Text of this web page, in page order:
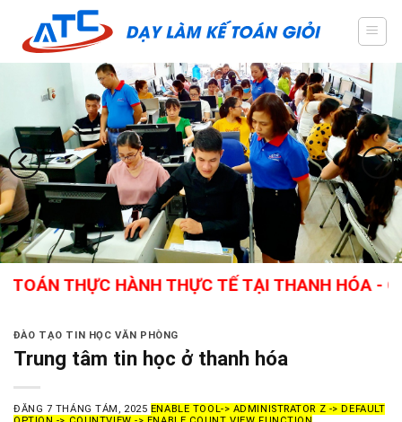
content
HÀNH THỰC TẾ TẠI THANH HÓA - GIÁO
ĐÀO TẠO TIN HỌC VĂN PHÒNG
Trung tâm tin học ở thanh hóa
ĐĂNG 7 THÁNG TÁM, 2025 ENABLE TOOL-> ADMINISTRATOR Z -> DEFAULT